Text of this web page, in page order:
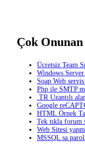
Çok Onunan
Ücretsiz Team
Windows
Soap Web
Php ile SMTP
.TR Uzantılı
Google
HTML Örnek
Tek tıkla forum
Web Sitesi
MSSQL sa